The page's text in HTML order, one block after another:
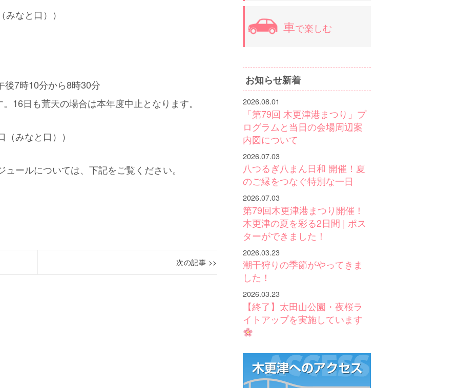
なと口））
後7時10分から8時30分
16日も荒天の場合は本年度中止となります。
みなと口））
ールについては、下記をご覧ください。
次の記事 >>
車で楽しむ
お知らせ新着
「第79回 木更津港まつり」プ
ログラムと当日の会場周辺案
内図について
2026.08.01
八つるぎ八まん日和 開催！夏
のご縁をつなぐ特別な一日
2026.07.03
第79回木更津港まつり開催！
木更津の夏を彩る2日間 | ポス
ターができました！
2026.07.03
潮干狩りの季節がやってきま
した！
2026.03.23
【終了】太田山公園・夜桜ラ
イトアップを実施しています
2026.03.23